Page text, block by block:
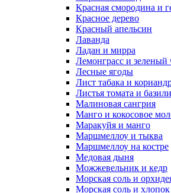
Красная смородина и
Красное дерево
Красный апельсин
Лаванда
Ладан и мирра
Лемонграсс и зеленый
Лесные ягоды
Лист табака и
Листья томата и
Малиновая сангрия
Манго и кокосовое
Маракуйя и манго
Маршмеллоу и тыква
Маршмеллоу на костре
Медовая дыня
Можжевельник и кедр
Морская соль и
Морская соль и хлопок